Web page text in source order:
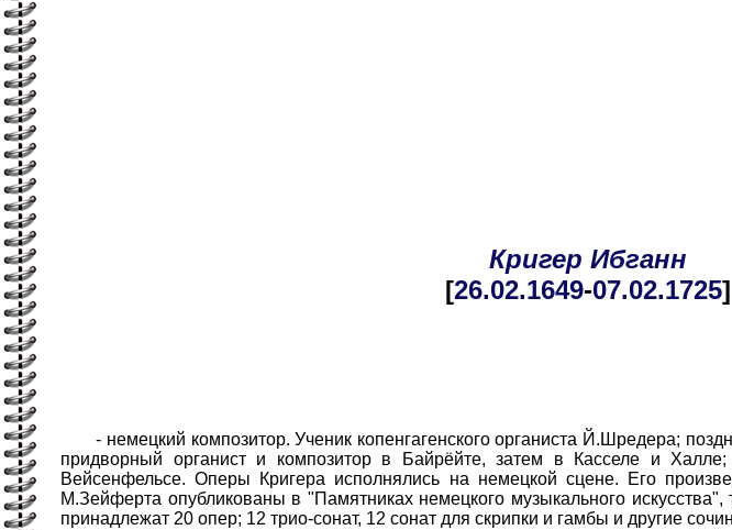
Кригер Ибганн
[26.02.1649-07.02.1725]
- немецкий композитор. Ученик копенгагенского органиста Й.Шредера;
придворный органист и композитор в Байрёйте, затем в Касселе и
Вейсенфельсе. Оперы Кригера исполнялись на немецкой сцене. Его
М.Зейферта опубликованы в "Памятниках немецкого музыкального искусства",
принадлежат 20 опер; 12 трио-сонат, 12 сонат для скрипки и гамбы и другие